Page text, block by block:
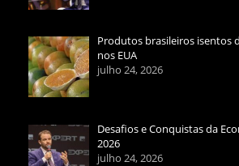
Produtos brasileiros isentos
nos EUA
julho 24, 2026
Desafios e Conquistas da
2026
julho 24, 2026